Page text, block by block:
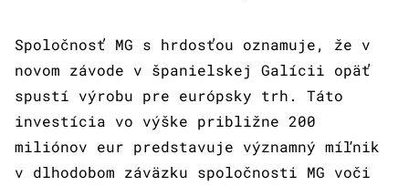
Spoločnosť MG s hrdosťou oznamuje, že v
novom závode v španielskej Galícii opäť
spustí výrobu pre európsky trh. Táto
investícia vo výške približne 200
miliónov eur predstavuje významný míľnik
v dlhodobom záväzku spoločnosti MG voči